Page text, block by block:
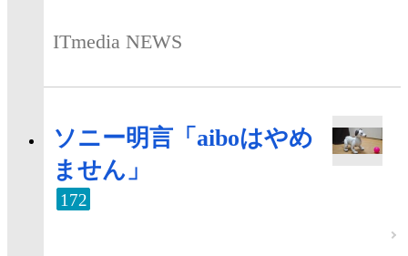
ITmedia NEWS
ソニー明言「aiboはやめ
ません」
172